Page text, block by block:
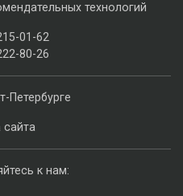
Петербурге
сайта
технологий
01-62
80-26
к нам: